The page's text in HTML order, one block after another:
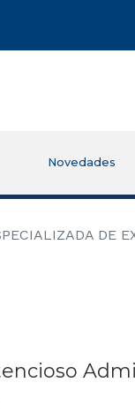
Novedades
DE